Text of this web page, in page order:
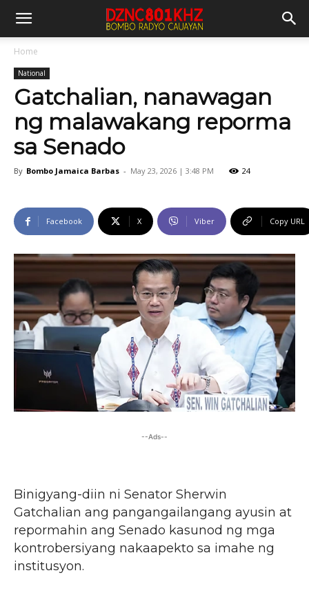
Home
National
Gatchalian, nanawagan
ng malawakang reporma
sa Senado
By Bombo Jamaica Barbas - May 23, 2026 | 3:48 PM 24
Facebook X Viber Copy URL
--Ads--
Binigyang-diin ni Senator Sherwin
Gatchalian ang pangangailangang ayusin at
repormahin ang Senado kasunod ng mga
kontrobersiyang nakaapekto sa imahe ng
institusyon.